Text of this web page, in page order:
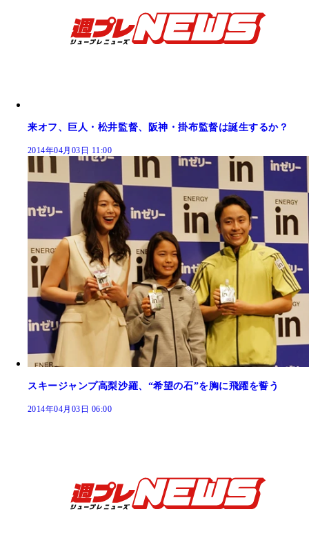
来オフ、巨人・松井監督、阪神・掛布監督は誕生するか？
2014年04月03日 11:00
スキージャンプ高梨沙羅、“希望の石”を胸に飛躍を誓う
2014年04月03日 06:00